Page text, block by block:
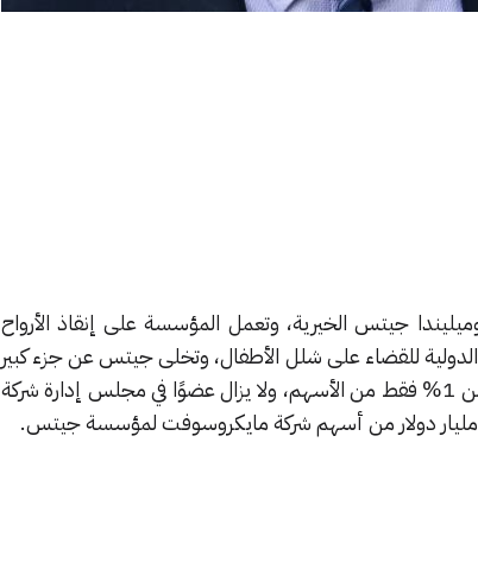
جيتس الخيرية، وتعمل المؤسسة على إنقاذ الأرواح
للقضاء على شلل الأطفال، وتخلى جيتس عن جزء كبير
من حصته في شركة مايكروسوفت ومتلك الآن أكثر من 1% فقط من الأسهم، ولا يزال عضوًا في مجلس إدارة شركة